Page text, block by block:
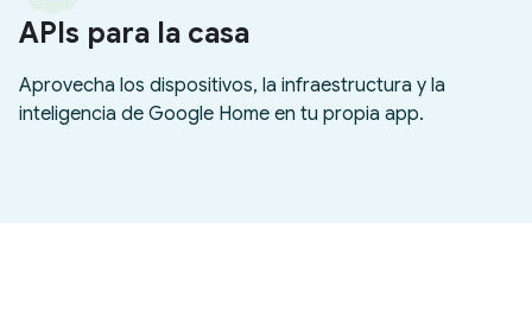
APIs para la casa
Aprovecha los dispositivos, la infraestructura y la
inteligencia de Google Home en tu propia app.